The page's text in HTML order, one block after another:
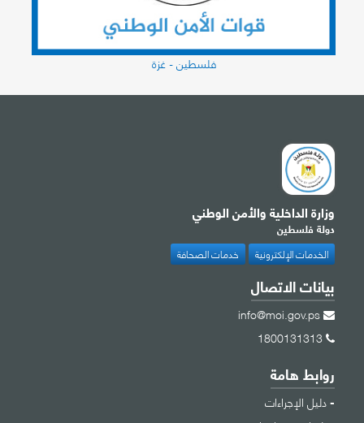
فلسطين - غزة
وزارة الداخلية والأمن الوطني
دولة فلسطين
الخدمات الإلكترونية خدمات الصحافة
بيانات الاتصال
info@moi.gov.ps
روابط هامة
دليل الإجراءات